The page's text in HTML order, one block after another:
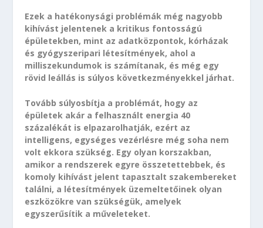
Ezek a hatékonysági problémák még nagyobb
kihívást jelentenek a kritikus fontosságú
épületekben, mint az adatközpontok, kórházak
és gyógyszeripari létesítmények, ahol a
milliszekundumok is számítanak, és még egy
rövid leállás is súlyos következményekkel járhat.
Tovább súlyosbítja a problémát, hogy az
épületek akár a felhasznált energia 40
százalékát is elpazarolhatják, ezért az
intelligens, egységes vezérlésre még soha nem
volt ekkora szükség. Egy olyan korszakban,
amikor a rendszerek egyre összetettebbek, és
komoly kihívást jelent tapasztalt szakembereket
találni, a létesítmények üzemeltetőinek olyan
eszközökre van szükségük, amelyek
egyszerűsítik a műveleteket.